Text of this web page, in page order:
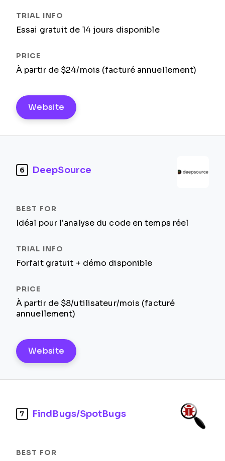
Essai gratuit de 14 jours disponible
À partir de $24/mois (facturé annuellement)
Website
6 DeepSource
Idéal pour l’analyse du code en temps réel
Forfait gratuit + démo disponible
À partir de $8/utilisateur/mois (facturé
annuellement)
Website
7 FindBugs/SpotBugs